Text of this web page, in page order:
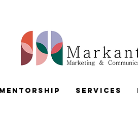
Mentorship services